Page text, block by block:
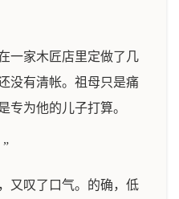
一家木匠店里定做了几
没有清帐。祖母只是痛
专为他的儿子打算。
又叹了口气。的确，低